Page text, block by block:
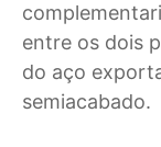
entre os dois
do aço
semiacabado.